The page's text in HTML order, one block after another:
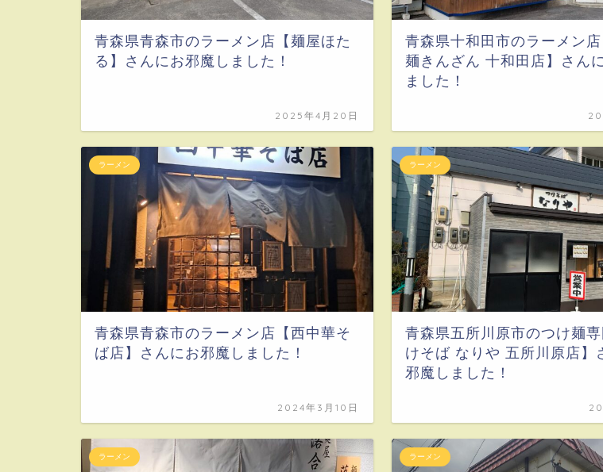
青森県青森市のラーメン店【麺屋ほた
る】さんにお邪魔しました！
2025年4月20日
青森県十和田市のラーメン
麺きんざん 十和田店】さん
ました！
ラーメン
青森県青森市のラーメン店【西中華そ
ば店】さんにお邪魔しました！
2024年3月10日
ラーメン
青森県五所川原市のつけ麺
けそば なりや 五所川原店】
邪魔しました！
ラーメン ラーメン